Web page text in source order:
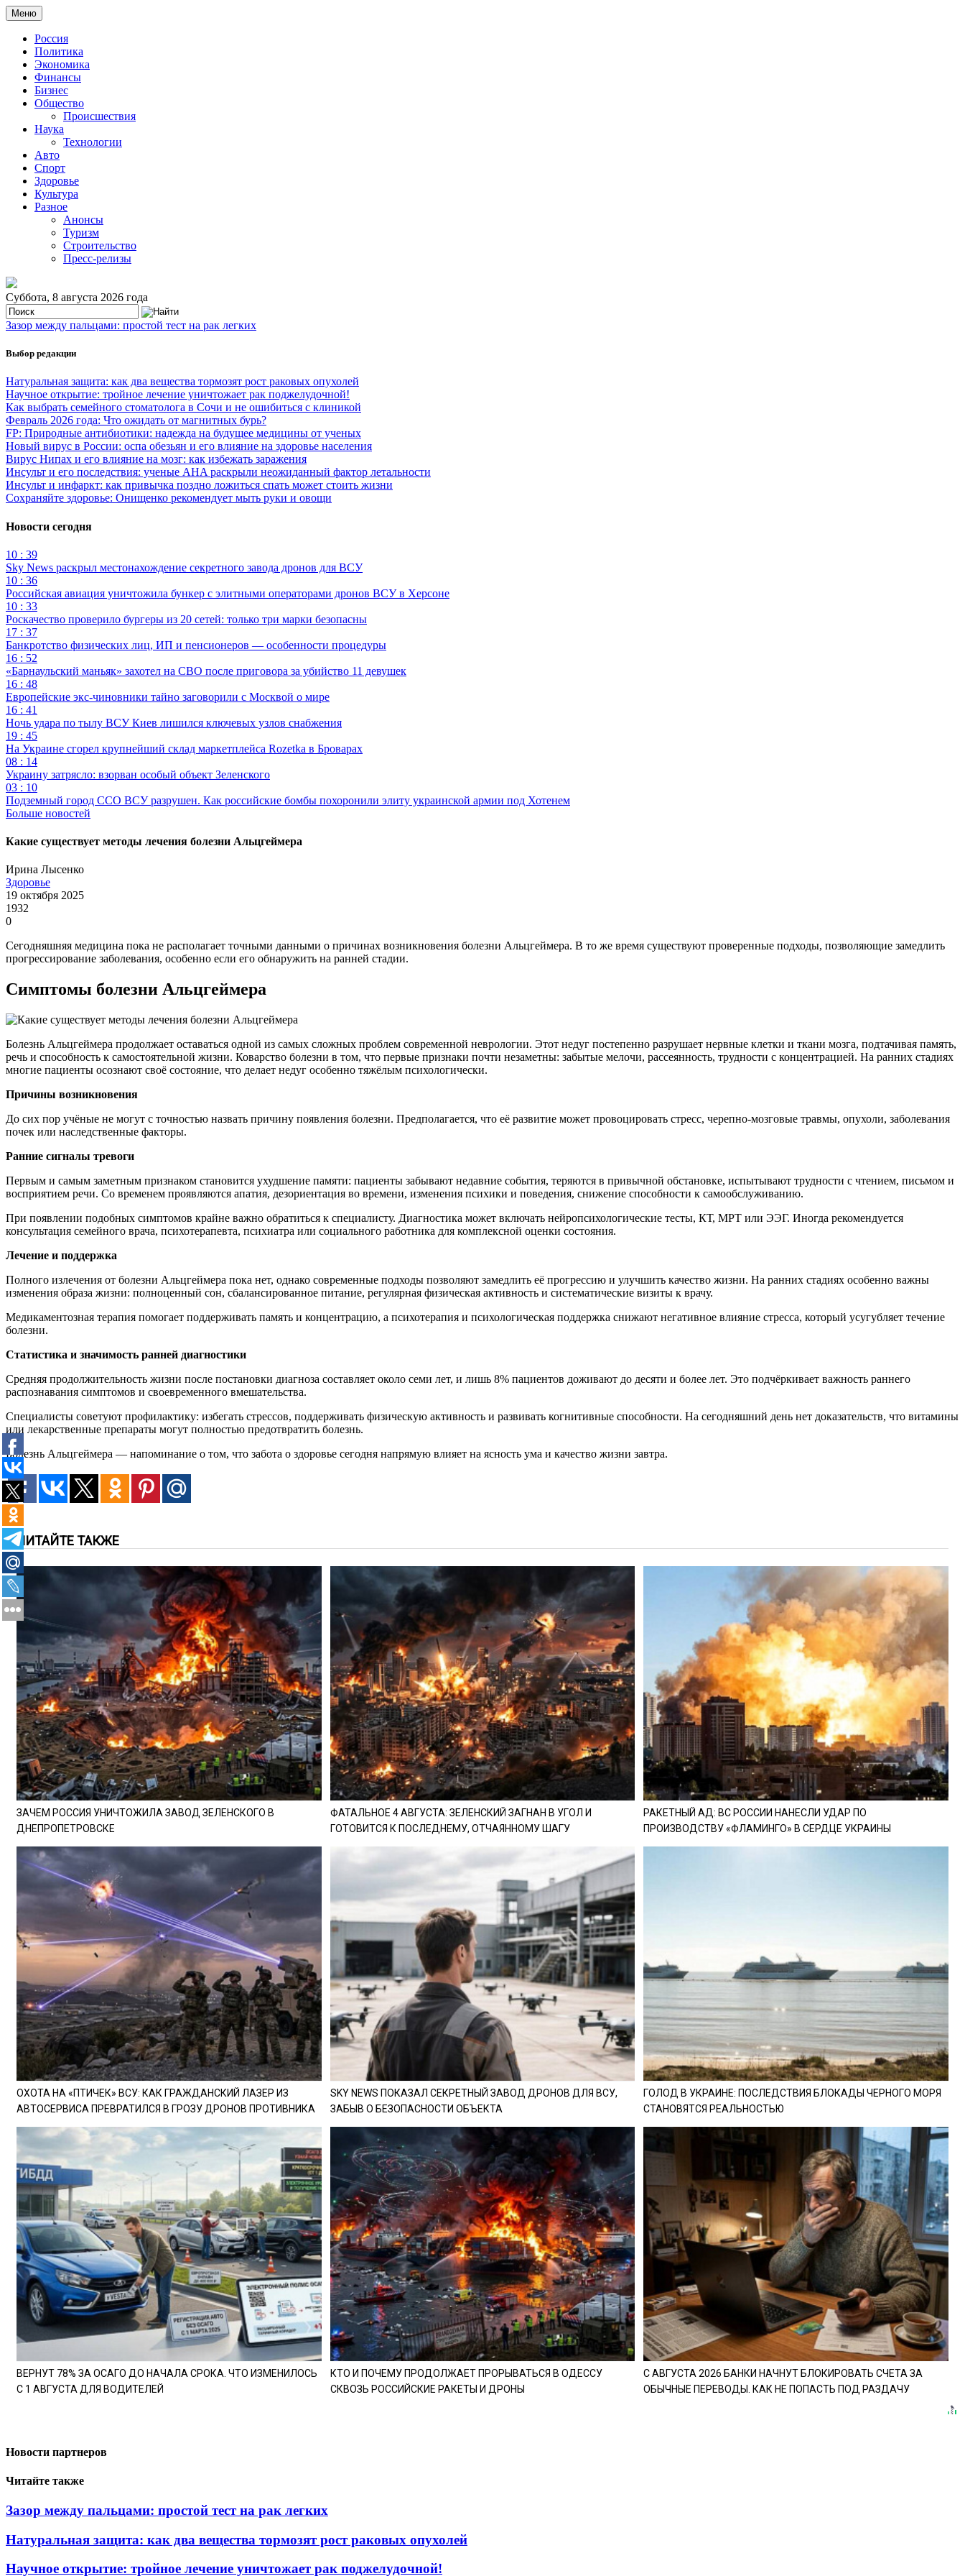
Меню
Россия
Политика
Экономика
Финансы
Бизнес
Общество
Происшествия
Наука
Технологии
Авто
Спорт
Здоровье
Культура
Разное
Анонсы
Туризм
Строительство
Пресс-релизы
Суббота, 8 августа 2026 года
Зазор между пальцами: простой тест на рак легких
Выбор редакции
Натуральная защита: как два вещества тормозят рост раковых опухолей
Научное открытие: тройное лечение уничтожает рак поджелудочной!
Как выбрать семейного стоматолога в Сочи и не ошибиться с клиникой
Февраль 2026 года: Что ожидать от магнитных бурь?
FP: Природные антибиотики: надежда на будущее медицины от ученых
Новый вирус в России: оспа обезьян и его влияние на здоровье населения
Вирус Нипах и его влияние на мозг: как избежать заражения
Инсульт и его последствия: ученые AHA раскрыли неожиданный фактор летальности
Инсульт и инфаркт: как привычка поздно ложиться спать может стоить жизни
Сохраняйте здоровье: Онищенко рекомендует мыть руки и овощи
Новости сегодня
10 : 39
Sky News раскрыл местонахождение секретного завода дронов для ВСУ
10 : 36
Российская авиация уничтожила бункер с элитными операторами дронов ВСУ в Херсоне
10 : 33
Роскачество проверило бургеры из 20 сетей: только три марки безопасны
17 : 37
Банкротство физических лиц, ИП и пенсионеров — особенности процедуры
16 : 52
«Барнаульский маньяк» захотел на СВО после приговора за убийство 11 девушек
16 : 48
Европейские экс-чиновники тайно заговорили с Москвой о мире
16 : 41
Ночь удара по тылу ВСУ Киев лишился ключевых узлов снабжения
19 : 45
На Украине сгорел крупнейший склад маркетплейса Rozetka в Броварах
08 : 14
Украину затрясло: взорван особый объект Зеленского
03 : 10
Подземный город ССО ВСУ разрушен. Как российские бомбы похоронили элиту украинской армии под Хотенем
Больше новостей
Какие существует методы лечения болезни Альцгеймера
Ирина Лысенко
Здоровье
19 октября 2025
1932
0
Сегодняшняя медицина пока не располагает точными данными о причинах возникновения болезни Альцгеймера. В то же время существуют проверенные подходы, позволяющие замедлить
прогрессирование заболевания, особенно если его обнаружить на ранней стадии.
Симптомы болезни Альцгеймера
Болезнь Альцгеймера продолжает оставаться одной из самых сложных проблем современной неврологии. Этот недуг постепенно разрушает нервные клетки и ткани мозга, подтачивая память,
речь и способность к самостоятельной жизни. Коварство болезни в том, что первые признаки почти незаметны: забытые мелочи, рассеянность, трудности с концентрацией. На ранних стадиях
многие пациенты осознают своё состояние, что делает недуг особенно тяжёлым психологически.
Причины возникновения
До сих пор учёные не могут с точностью назвать причину появления болезни. Предполагается, что её развитие может провоцировать стресс, черепно-мозговые травмы, опухоли, заболевания
почек или наследственные факторы.
Ранние сигналы тревоги
Первым и самым заметным признаком становится ухудшение памяти: пациенты забывают недавние события, теряются в привычной обстановке, испытывают трудности с чтением, письмом и
восприятием речи. Со временем проявляются апатия, дезориентация во времени, изменения психики и поведения, снижение способности к самообслуживанию.
При появлении подобных симптомов крайне важно обратиться к специалисту. Диагностика может включать нейропсихологические тесты, КТ, МРТ или ЭЭГ. Иногда рекомендуется
консультация семейного врача, психотерапевта, психиатра или социального работника для комплексной оценки состояния.
Лечение и поддержка
Полного излечения от болезни Альцгеймера пока нет, однако современные подходы позволяют замедлить её прогрессию и улучшить качество жизни. На ранних стадиях особенно важны
изменения образа жизни: полноценный сон, сбалансированное питание, регулярная физическая активность и систематические визиты к врачу.
Медикаментозная терапия помогает поддерживать память и концентрацию, а психотерапия и психологическая поддержка снижают негативное влияние стресса, который усугубляет течение
болезни.
Статистика и значимость ранней диагностики
Средняя продолжительность жизни после постановки диагноза составляет около семи лет, и лишь 8% пациентов доживают до десяти и более лет. Это подчёркивает важность раннего
распознавания симптомов и своевременного вмешательства.
Специалисты советуют профилактику: избегать стрессов, поддерживать физическую активность и развивать когнитивные способности. На сегодняшний день нет доказательств, что витамины
или лекарственные препараты могут полностью предотвратить болезнь.
Болезнь Альцгеймера — напоминание о том, что забота о здоровье сегодня напрямую влияет на ясность ума и качество жизни завтра.
ЧИТАЙТЕ ТАКЖЕ
ЗАЧЕМ РОССИЯ УНИЧТОЖИЛА ЗАВОД ЗЕЛЕНСКОГО В
ДНЕПРОПЕТРОВСКЕ
ФАТАЛЬНОЕ 4 АВГУСТА: ЗЕЛЕНСКИЙ ЗАГНАН В УГОЛ И
ГОТОВИТСЯ К ПОСЛЕДНЕМУ, ОТЧАЯННОМУ ШАГУ
РАКЕТНЫЙ АД: ВС РОССИИ НАНЕСЛИ УДАР ПО
ПРОИЗВОДСТВУ «ФЛАМИНГО» В СЕРДЦЕ УКРАИНЫ
ОХОТА НА «ПТИЧЕК» ВСУ: КАК ГРАЖДАНСКИЙ ЛАЗЕР ИЗ
АВТОСЕРВИСА ПРЕВРАТИЛСЯ В ГРОЗУ ДРОНОВ ПРОТИВНИКА
SKY NEWS ПОКАЗАЛ СЕКРЕТНЫЙ ЗАВОД ДРОНОВ ДЛЯ ВСУ,
ЗАБЫВ О БЕЗОПАСНОСТИ ОБЪЕКТА
ГОЛОД В УКРАИНЕ: ПОСЛЕДСТВИЯ БЛОКАДЫ ЧЕРНОГО МОРЯ
СТАНОВЯТСЯ РЕАЛЬНОСТЬЮ
ВЕРНУТ 78% ЗА ОСАГО ДО НАЧАЛА СРОКА. ЧТО ИЗМЕНИЛОСЬ
С 1 АВГУСТА ДЛЯ ВОДИТЕЛЕЙ
КТО И ПОЧЕМУ ПРОДОЛЖАЕТ ПРОРЫВАТЬСЯ В ОДЕССУ
СКВОЗЬ РОССИЙСКИЕ РАКЕТЫ И ДРОНЫ
С АВГУСТА 2026 БАНКИ НАЧНУТ БЛОКИРОВАТЬ СЧЕТА ЗА
ОБЫЧНЫЕ ПЕРЕВОДЫ. КАК НЕ ПОПАСТЬ ПОД РАЗДАЧУ
Новости партнеров
Читайте также
Зазор между пальцами: простой тест на рак легких
Натуральная защита: как два вещества тормозят рост раковых опухолей
Научное открытие: тройное лечение уничтожает рак поджелудочной!